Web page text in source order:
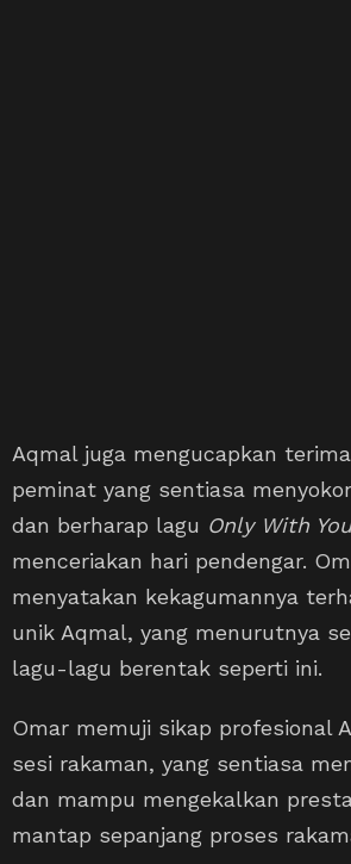
Aqmal juga mengucapkan
peminat yang sentiasa
dan berharap lagu Only With You
menceriakan hari pendengar.
menyatakan kekagumannya
unik Aqmal, yang menurutnya
lagu-lagu berentak seperti ini.
Omar memuji sikap profesional
sesi rakaman, yang sentiasa
dan mampu mengekalkan
mantap sepanjang proses